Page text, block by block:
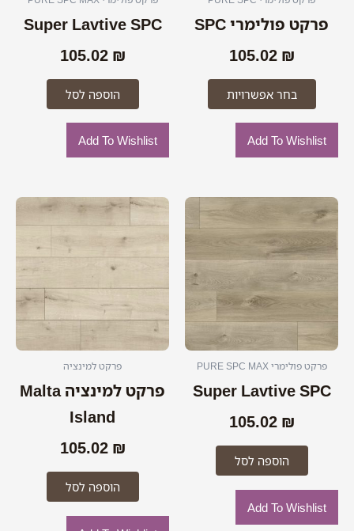
פרקט פולימרי SPC
105.02 ₪
בחר אפשרויות
המוצר
Add To Wishlist
Super Lavtive SPC
105.02 ₪
הוספה לסל
Add To Wishlist
פרקט פולימרי PURE SPC MAX
Super Lavtive SPC
105.02 ₪
הוספה לסל
Add To Wishlist
פרקט למינציה
פרקט למינציה Malta
Island
105.02 ₪
הוספה לסל